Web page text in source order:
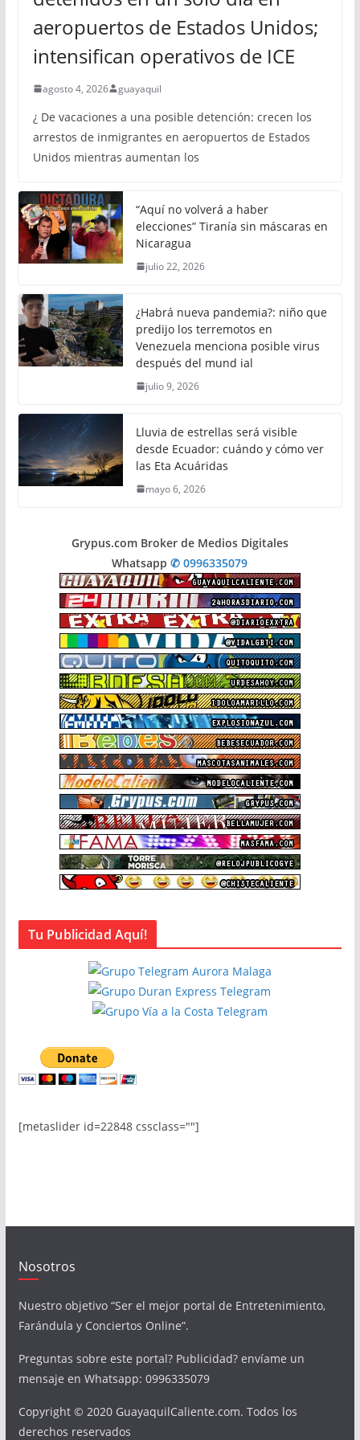
aeropuertos de Estados Unidos;
intensifican operativos de ICE
agosto 4, 2026 guayaquil
¿ De vacaciones a una posible detención: crecen los
arrestos de inmigrantes en aeropuertos de Estados
Unidos mientras aumentan los
“Aquí no volverá a haber
elecciones” Tiranía sin máscaras en
Nicaragua
julio 22, 2026
¿Habrá nueva pandemia?: niño que
predijo los terremotos en
Venezuela menciona posible virus
después del mund ial
julio 9, 2026
Lluvia de estrellas será visible
desde Ecuador: cuándo y cómo ver
las Eta Acuáridas
mayo 6, 2026
Grypus.com Broker de Medios Digitales
Whatsapp✆ 0996335079
Tu Publicidad Aquí!
[metaslider id=22848 cssclass=""]
Nosotros
Nuestro objetivo “Ser el mejor portal de Entretenimiento,
Farándula y Conciertos Online”.
Preguntas sobre este portal? Publicidad? envíame un
mensaje en Whatsapp: 0996335079
Copyright © 2020 GuayaquilCaliente.com. Todos los
derechos reservados